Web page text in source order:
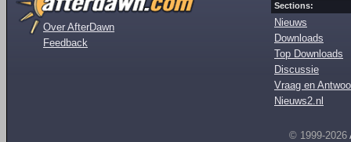
Over AfterDawn
Feedback
Sections:
Nieuws
Downloads
Top Downloads
Discussie
Vraag en
Nieuws2.nl
© 1999-2026